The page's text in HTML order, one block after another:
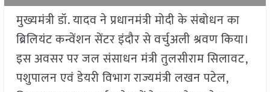
मुख्यमंत्री डॉ. यादव ने प्रधानमंत्री मोदी के संबोधन का
ब्रिलियंट कन्वेंशन सेंटर इंदौर से वर्चुअली श्रवण किया।
इस अवसर पर जल संसाधन मंत्री तुलसीराम सिलावट,
पशुपालन एवं डेयरी विभाग राज्यमंत्री लखन पटेल,